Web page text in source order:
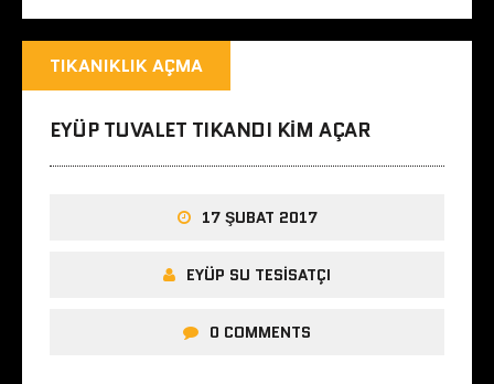
TIKANIKLIK AÇMA
EYÜP TUVALET TIKANDI KIM AÇAR
17 ŞUBAT 2017
EYÜP SU TESISATÇI
0 COMMENTS